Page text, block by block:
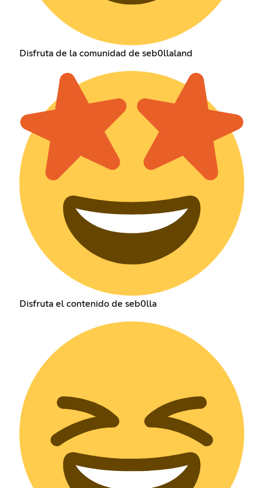
Disfruta de la comunidad de seb0llaland
Disfruta el contenido de seb0lla